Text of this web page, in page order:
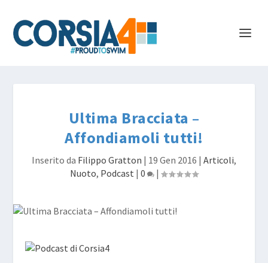
Ultima Bracciata –
Affondiamoli tutti!
Inserito da Filippo Gratton | 19 Gen 2016 | Articoli,
Nuoto, Podcast | 0 |